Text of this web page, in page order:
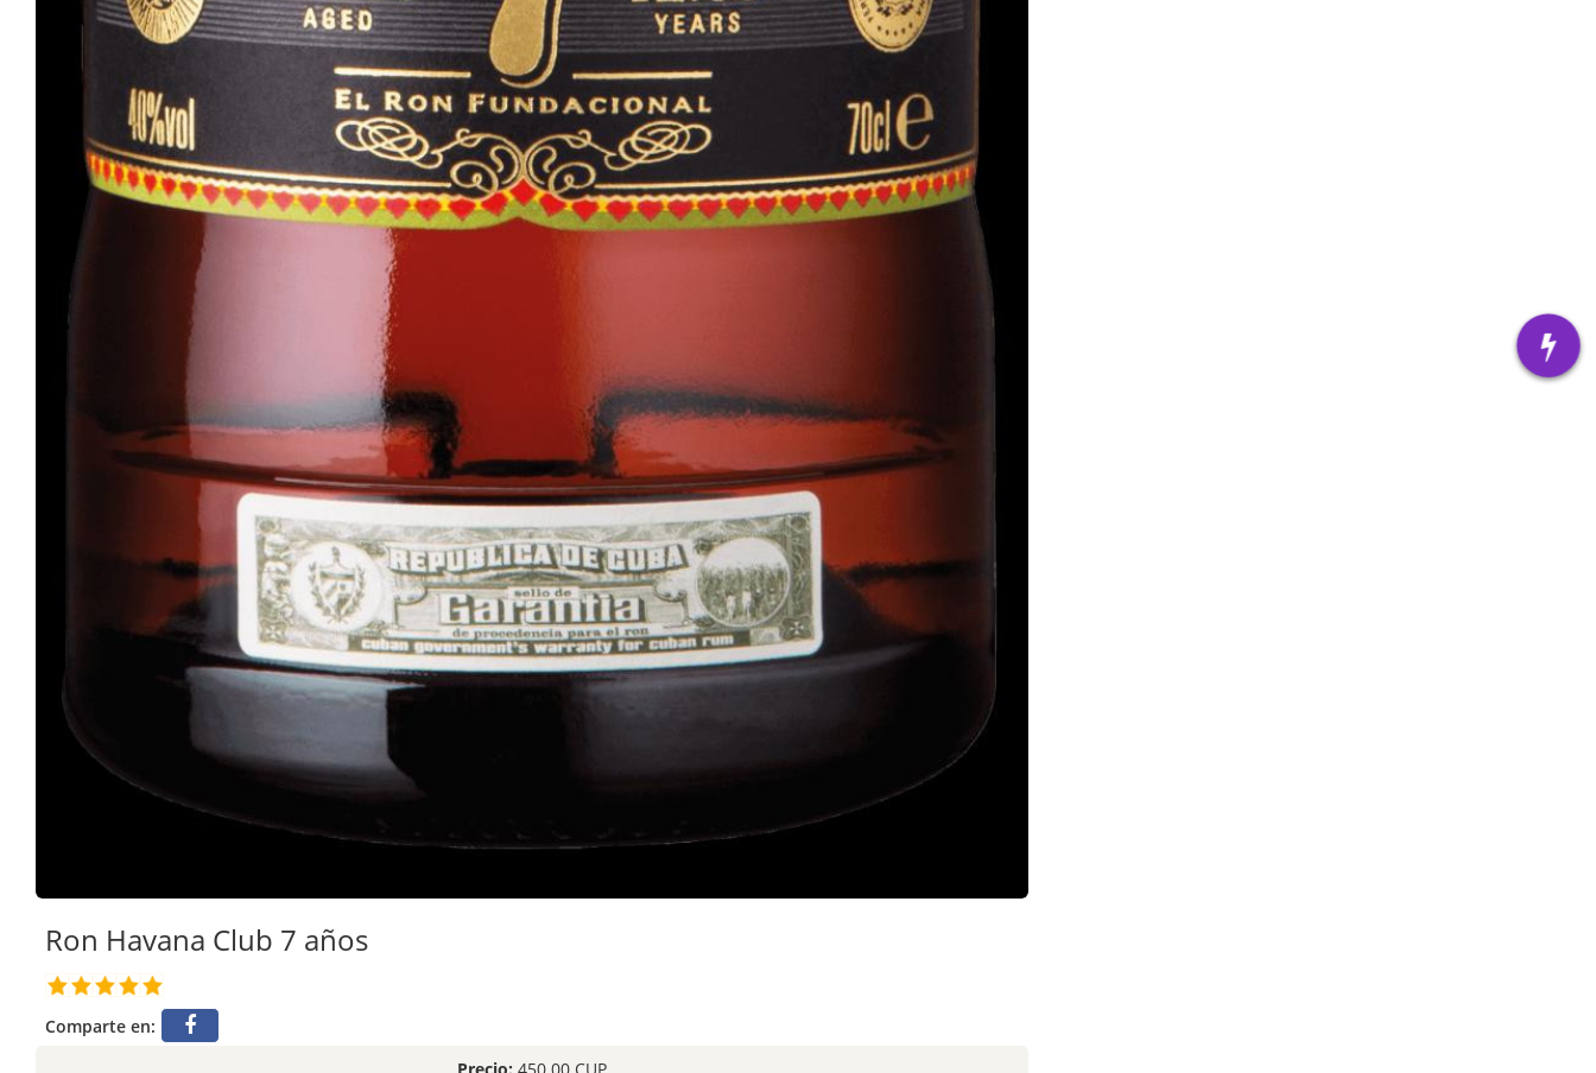
Ron Havana Club 7 años
Comparte en:
Precio: 450.00 CUP